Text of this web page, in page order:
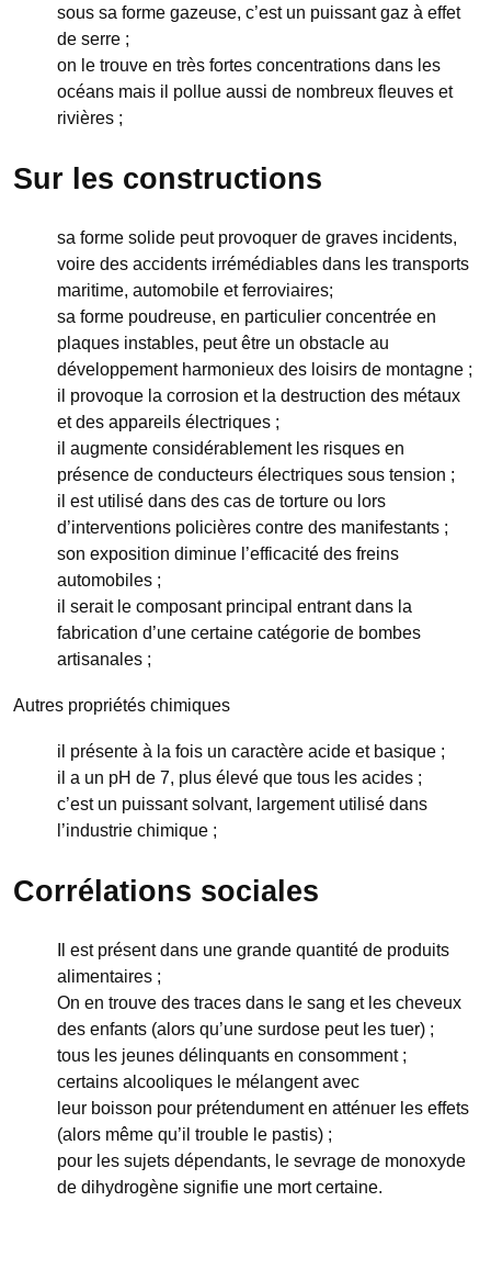
sous sa forme gazeuse, c’est un puissant gaz à effet
de serre ;
on le trouve en très fortes concentrations dans les
océans mais il pollue aussi de nombreux fleuves et
rivières ;
Sur les constructions
sa forme solide peut provoquer de graves incidents,
voire des accidents irrémédiables dans les transports
maritime, automobile et ferroviaires;
sa forme poudreuse, en particulier concentrée en
plaques instables, peut être un obstacle au
développement harmonieux des loisirs de montagne ;
il provoque la corrosion et la destruction des métaux
et des appareils électriques ;
il augmente considérablement les risques en
présence de conducteurs électriques sous tension ;
il est utilisé dans des cas de torture ou lors
d’interventions policières contre des manifestants ;
son exposition diminue l’efficacité des freins
automobiles ;
il serait le composant principal entrant dans la
fabrication d’une certaine catégorie de bombes
artisanales ;
Autres propriétés chimiques
il présente à la fois un caractère acide et basique ;
il a un pH de 7, plus élevé que tous les acides ;
c’est un puissant solvant, largement utilisé dans
l’industrie chimique ;
Corrélations sociales
Il est présent dans une grande quantité de produits
alimentaires ;
On en trouve des traces dans le sang et les cheveux
des enfants (alors qu’une surdose peut les tuer) ;
tous les jeunes délinquants en consomment ;
certains alcooliques le mélangent avec
leur boisson pour prétendument en atténuer les effets
(alors même qu’il trouble le pastis) ;
pour les sujets dépendants, le sevrage de monoxyde
de dihydrogène signifie une mort certaine.